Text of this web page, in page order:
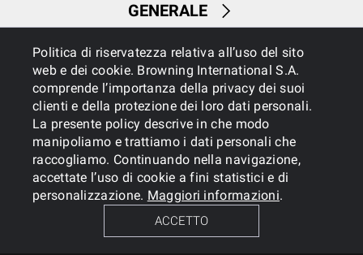
Politica di riservatezza relativa all’uso del sito
web e dei cookie. Browning International S.A.
comprende l’importanza della privacy dei suoi
clienti e della protezione dei loro dati personali.
La presente policy descrive in che modo
manipoliamo e trattiamo i dati personali che
raccogliamo. Continuando nella navigazione,
accettate l’uso di cookie a fini statistici e di
personalizzazione. Maggiori informazioni.
ACCETTO
GENERALE
SERVIZI
CookiesInformativa sulla privacy